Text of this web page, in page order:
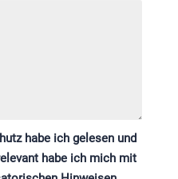
habe ich gelesen und
habe ich mich mit